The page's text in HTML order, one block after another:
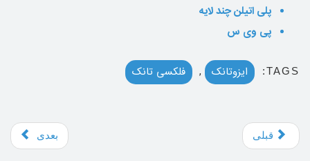
پلی اتیلن چند لایه
پی وی س
TAGS: ایزوتانک , فلکسی تانک
قبلی بعدی